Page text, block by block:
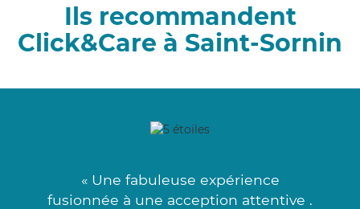
Ils recommandent
Click&Care à Saint-Sornin
« Une fabuleuse expérience
fusionnée à une acception attentive .